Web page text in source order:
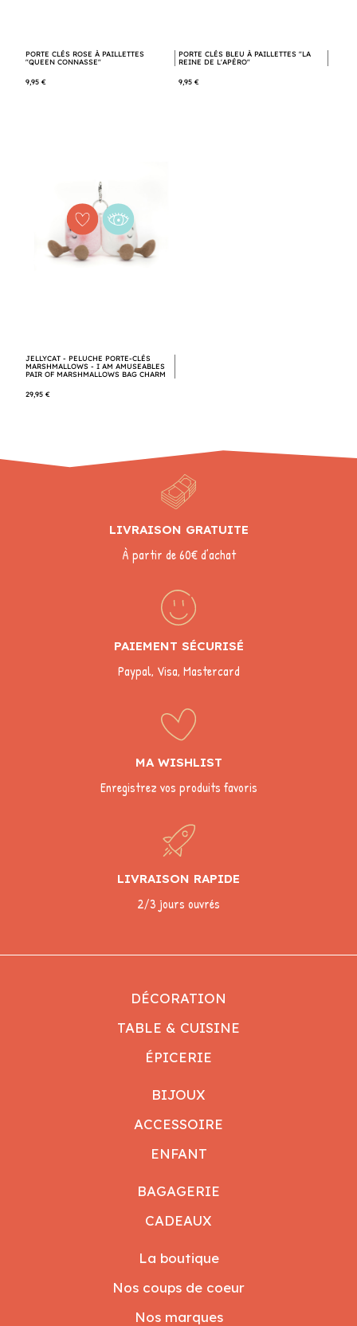
PORTE CLÉS ROSE À PAILLETTES
"QUEEN CONNASSE"
9,95 €
PORTE CLÉS BLEU À PAILLETTES "LA
REINE DE L'APÉRO"
9,95 €
JELLYCAT - PELUCHE PORTE-CLÉS
MARSHMALLOWS - I AM AMUSEABLES
PAIR OF MARSHMALLOWS BAG CHARM
29,95 €
LIVRAISON GRATUITE
À partir de 60€ d’achat
PAIEMENT SÉCURISÉ
Paypal, Visa, Mastercard
MA WISHLIST
Enregistrez vos produits favoris
LIVRAISON RAPIDE
2/3 jours ouvrés
DÉCORATION
TABLE & CUISINE
ÉPICERIE
BIJOUX
ACCESSOIRE
ENFANT
BAGAGERIE
CADEAUX
La boutique
Nos coups de coeur
Nos marques